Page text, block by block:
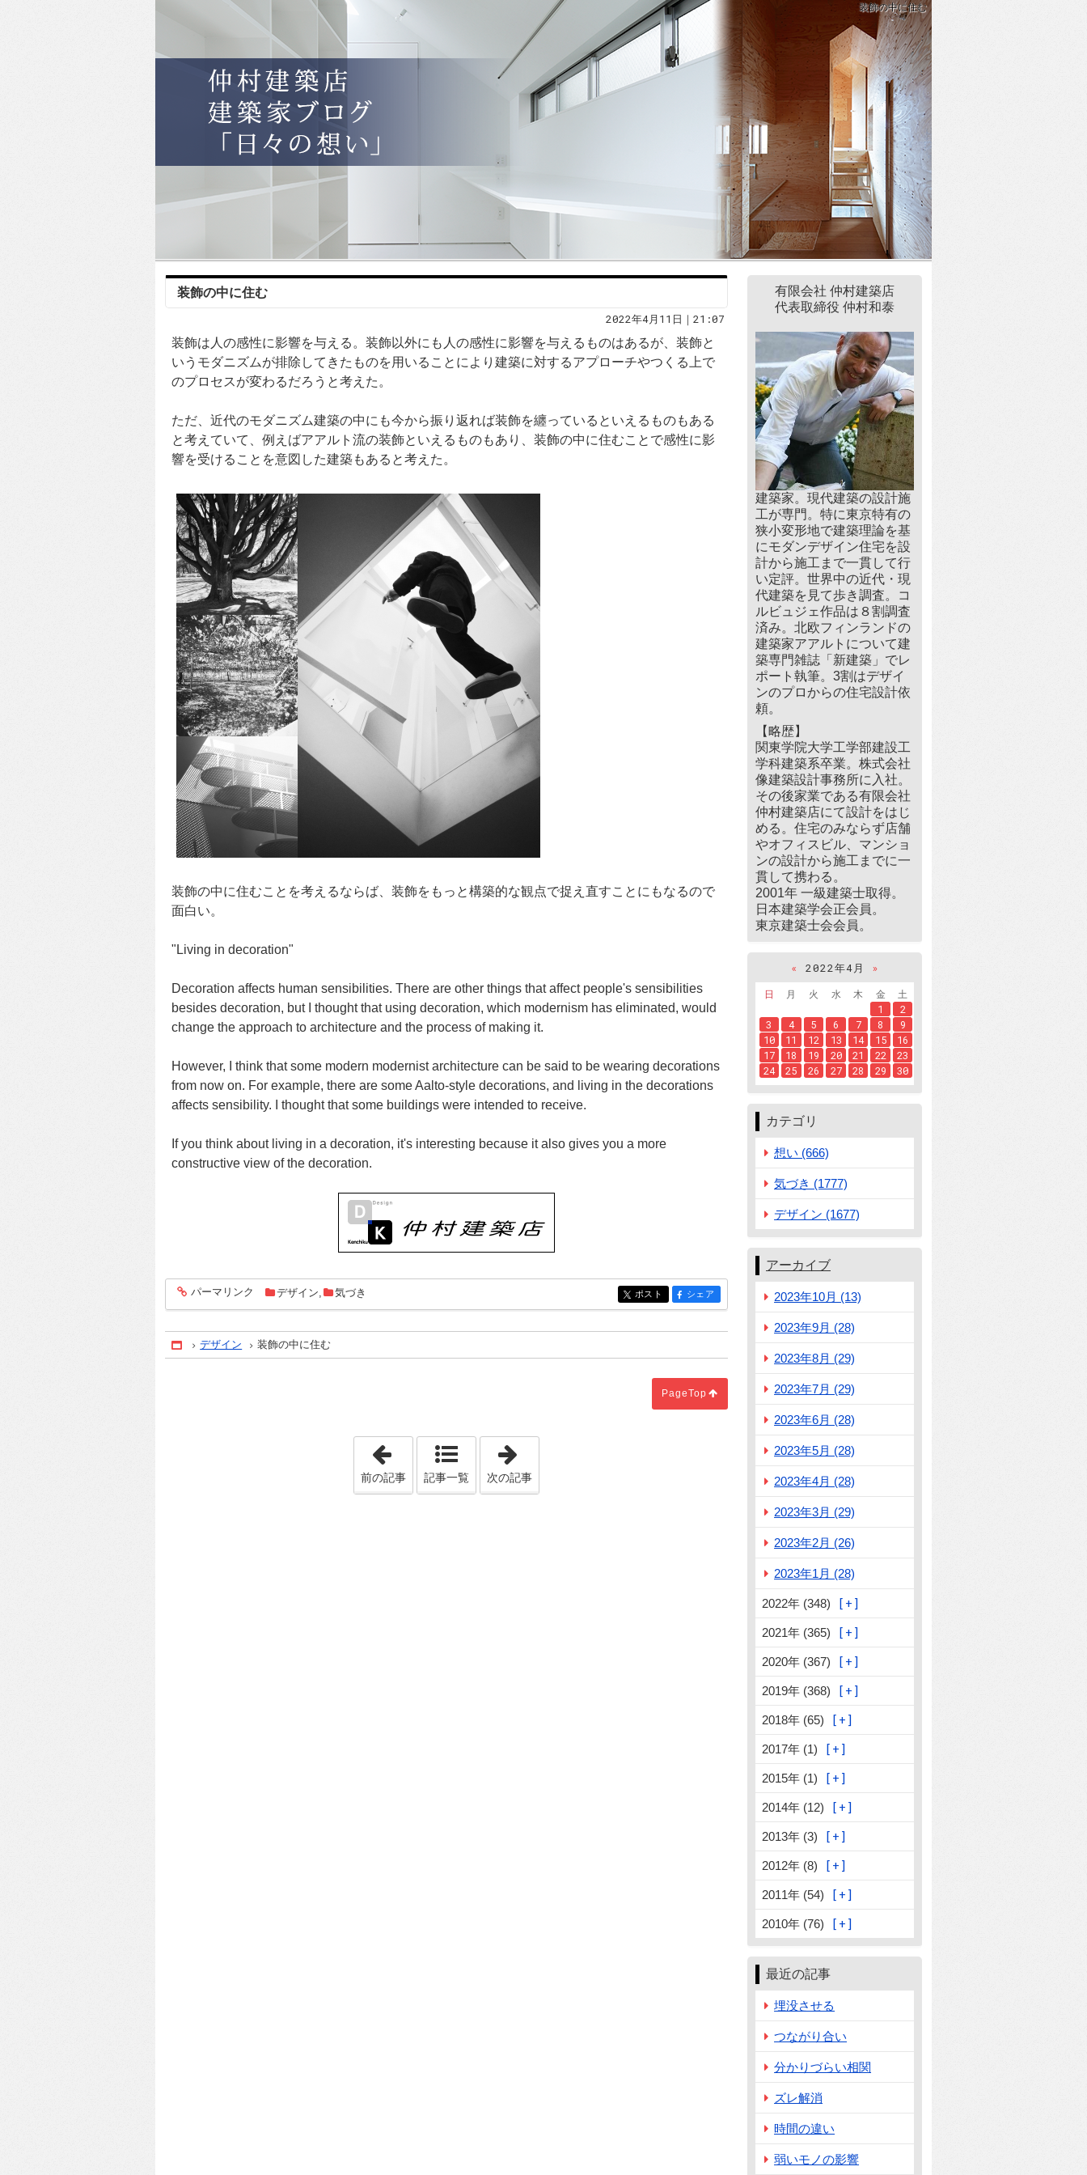
装飾の中に住む
装飾の中に住む
2022年4月11日｜21:07
装飾は人の感性に影響を与える。装飾以外にも人の感性に影響を与えるものはあるが、装飾と
いうモダニズムが排除してきたものを用いることにより建築に対するアプローチやつくる上で
のプロセスが変わるだろうと考えた。
ただ、近代のモダニズム建築の中にも今から振り返れば装飾を纏っているといえるものもある
と考えていて、例えばアアルト流の装飾といえるものもあり、装飾の中に住むことで感性に影
響を受けることを意図した建築もあると考えた。
装飾の中に住むことを考えるならば、装飾をもっと構築的な観点で捉え直すことにもなるので
面白い。
"Living in decoration"
Decoration affects human sensibilities. There are other things that affect people's sensibilities
besides decoration, but I thought that using decoration, which modernism has eliminated, would
change the approach to architecture and the process of making it.
However, I think that some modern modernist architecture can be said to be wearing decorations
from now on. For example, there are some Aalto-style decorations, and living in the decorations
affects sensibility. I thought that some buildings were intended to receive.
If you think about living in a decoration, it's interesting because it also gives you a more
constructive view of the decoration.
entry2162
パーマリンク デザイン 気づき entry2162
ポスト entry2162
シェア
Home
デザイン 装飾の中に住む
PageTop
「予測不可能なプロセス」
前の記事 記事一覧 次の記事
有限会社 仲村建築店
代表取締役 仲村和泰
建築家。現代建築の設計施
工が専門。特に東京特有の
狭小変形地で建築理論を基
にモダンデザイン住宅を設
計から施工まで一貫して行
い定評。世界中の近代・現
代建築を見て歩き調査。コ
ルビュジェ作品は８割調査
済み。北欧フィンランドの
建築家アアルトについて建
築専門雑誌「新建築」でレ
ポート執筆。3割はデザイ
ンのプロからの住宅設計依
頼。
【略歴】
関東学院大学工学部建設工
学科建築系卒業。株式会社
像建築設計事務所に入社。
その後家業である有限会社
仲村建築店にて設計をはじ
める。住宅のみならず店舗
やオフィスビル、マンショ
ンの設計から施工までに一
貫して携わる。
2001年 一級建築士取得。
日本建築学会正会員。
東京建築士会会員。
« 2022年4月
»
日
月 火 水 木 金
土
1
2
3
4 5 6 7 8
9
10
11 12 13 14 15
16
17
18 19 20 21 22
23
24
25 26 27 28 29 30
カテゴリ
想い (666)
気づき (1777)
デザイン (1677)
アーカイブ
2023年10月 (13)
2023年9月 (28)
2023年8月 (29)
2023年7月 (29)
2023年6月 (28)
2023年5月 (28)
2023年4月 (28)
2023年3月 (29)
2023年2月 (26)
2023年1月 (28)
2022年 (348)
2021年 (365)
2020年 (367)
2019年 (368)
2018年 (65)
2017年 (1)
2015年 (1)
2014年 (12)
2013年 (3)
2012年 (8)
2011年 (54)
2010年 (76)
最近の記事
埋没させる
つながり合い
分かりづらい相関
ズレ解消
時間の違い
弱いモノの影響